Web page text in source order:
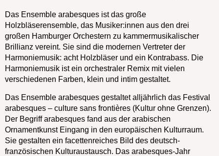
Das Ensemble arabesques ist das große
Holzbläserensemble, das Musiker:innen aus den drei
großen Hamburger Orchestern zu kammermusikalischer
Brillianz vereint. Sie sind die modernen Vertreter der
Harmoniemusik: acht Holzbläser und ein Kontrabass. Die
Harmoniemusik ist ein orchestraler Remix mit vielen
verschiedenen Farben, klein und intim gestaltet.
Das Ensemble arabesques gestaltet alljährlich das Festival
arabesques – culture sans frontières (Kultur ohne Grenzen).
Der Begriff arabesques fand aus der arabischen
Ornamentkunst Eingang in den europäischen Kulturraum.
Sie gestalten ein facettenreiches Bild des deutsch-
französischen Kulturaustausch. Das arabesques-Jahr